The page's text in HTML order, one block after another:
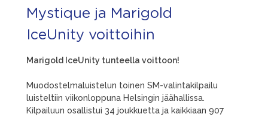
Mystique ja Marigold
IceUnity voittoihin
Marigold IceUnity tunteella voittoon!
Muodostelmaluistelun toinen SM-valintakilpailu
luisteltiin viikonloppuna Helsingin jäähallissa.
Kilpailuun osallistui 34 joukkuetta ja kaikkiaan 907